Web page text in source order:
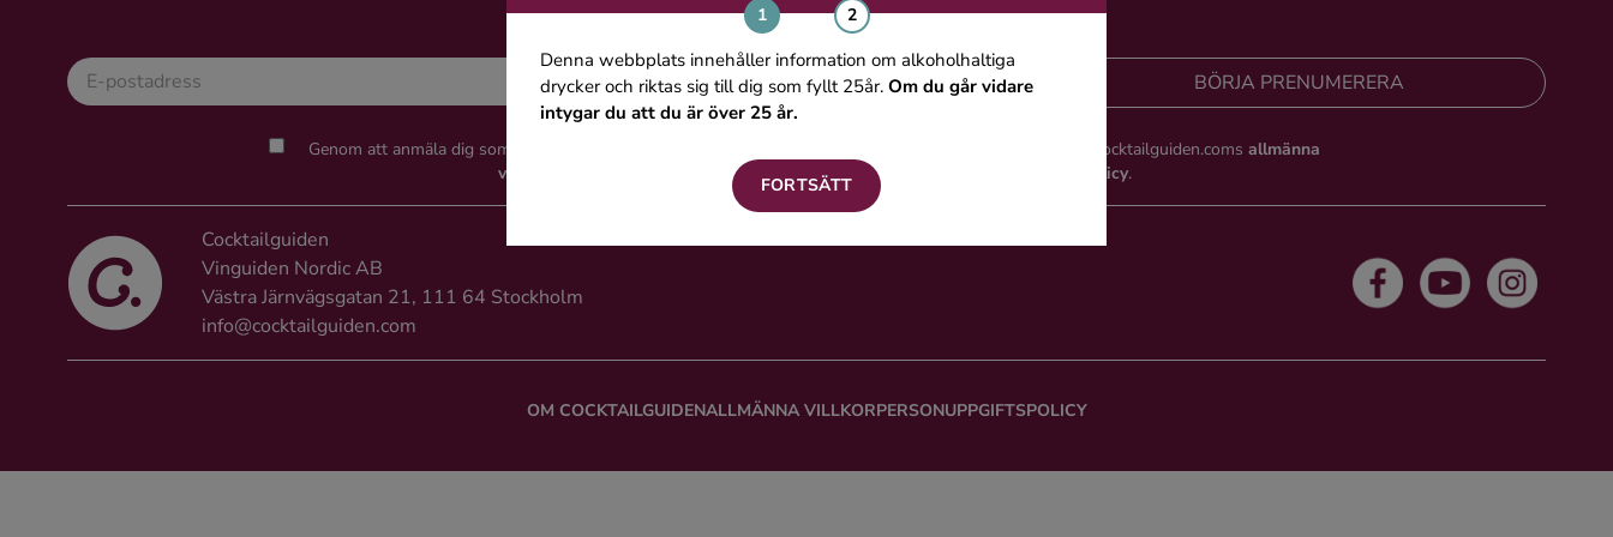
Konjak
Shots
Tequila
Denna webbplats innehåller information om alkoholhaltiga
drycker och riktas sig till dig som fyllt 25år. Om du går vidare
intygar du att du är över 25 år.
FORTSÄTT
BÖRJA PRENUMERERA
Genom att anmäla dig som epost- och SMS-prenumerant på Cocktailguiden.coms tjänster accepterar du Cocktailguiden.coms allmänna
villkor
. Dina angivna uppgifter hanteras enligt Cocktailguiden.coms Integritetspolicy.
Cocktailguiden
Vinguiden Nordic AB
Västra Järnvägsgatan 21, 111 64 Stockholm
info@cocktailguiden.com
OM COCKTAILGUIDENALLMÄNNA VILLKORPERSONUPPGIFTSPOLICY